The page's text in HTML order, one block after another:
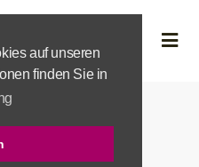
auf unseren
finden Sie in